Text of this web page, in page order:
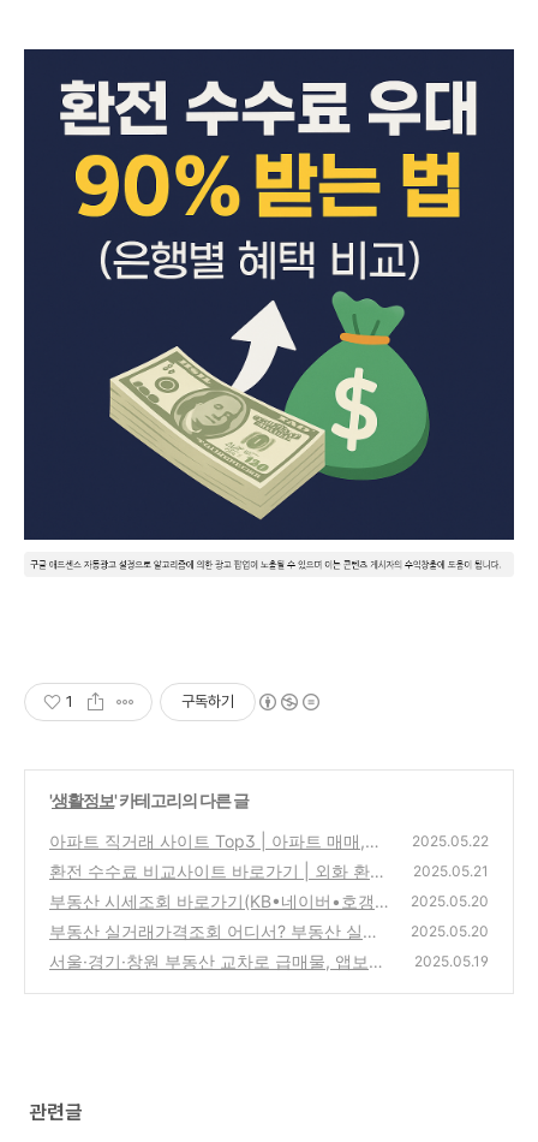
1 구독하기
'생활정보' 카테고리의 다른 글
아파트 직거래 사이트 Top3 | 아파트 매매,전
세 직거래 방법은?(추천 플랫폼)
(0)
2025.05.22
환전 수수료 비교사이트 바로가기 | 외화 환전
수수료 줄이려면? (ft.은행별 비교)
(0)
2025.05.21
부동산 시세조회 바로가기(KB•네이버•호갱노
노 등)｜부동산 시세 검색 Top5
(0)
2025.05.20
부동산 실거래가격조회 어디서? 부동산 실거
래가 조회 사이트 best5!
(0)
2025.05.20
서울·경기·창원 부동산 교차로 급매물, 앱보다
2025.05.19
관련글